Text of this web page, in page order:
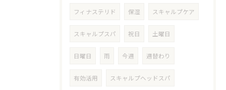
フィナステリド 保湿 スキャルプケア
スキャルプスパ 祝日 土曜日
日曜日 雨 今週 週替わり
有効活用 スキャルプヘッドスパ